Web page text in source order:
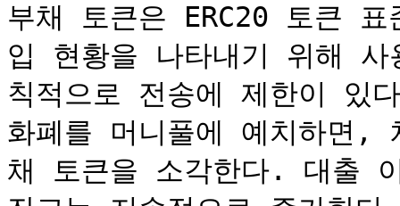
부채 토큰은 ERC20 토큰
입 현황을 나타내기 위해
칙적으로 전송에 제한이 있
화폐를 머니풀에 예치하면,
채 토큰을 소각한다. 대출